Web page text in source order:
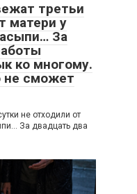
третьи
матери у
За
ко многому.
не сможет
не отходили от
За двадцать два